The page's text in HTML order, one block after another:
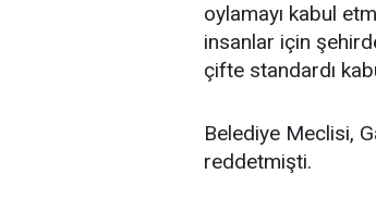
oylamayı kabul
insanlar için
çifte standardı
Belediye Meclisi,
reddetmişti.